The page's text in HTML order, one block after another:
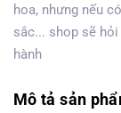
hoa, nhưng nếu
sắc... shop sẽ
hành
Mô tả sản